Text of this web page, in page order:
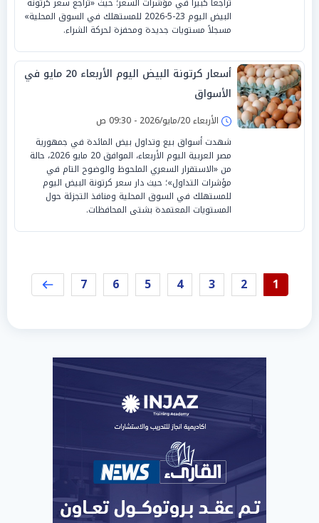
البيض اليوم 23-5-2026 للمستهلك في السوق المحلية»
مسجلاً مستويات جديدة ومحفزة لحركة الشراء.
أسعار كرتونة البيض اليوم الأربعاء 20 مايو في
الأسواق
الأربعاء 20/مايو/2026 - 09:30 ص
شهدت أسواق بيع وتداول بيض المائدة في جمهورية
مصر العربية اليوم الأربعاء، الموافق 20 مايو 2026، حالة
من «الاستقرار السعري الملحوظ والوضوح التام في
مؤشرات التداول»؛ حيث دار سعر كرتونة البيض اليوم
للمستهلك في السوق المحلية ومنافذ التجزئة حول
المستويات المعتمدة بشتى المحافظات.
1
2
3
4
5
6
7